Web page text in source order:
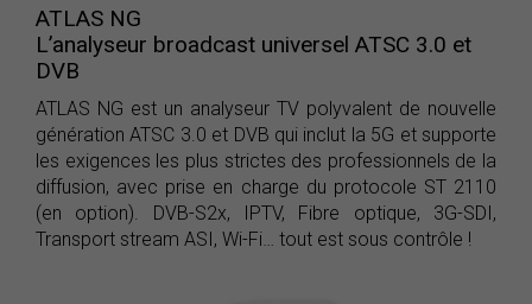
ATLAS NG
L’analyseur broadcast universel ATSC 3.0 et
DVB
ATLAS NG est un analyseur TV polyvalent de nouvelle
génération ATSC 3.0 et DVB qui inclut la 5G et supporte
les exigences les plus strictes des professionnels de la
diffusion, avec prise en charge du protocole ST 2110
(en option). DVB-S2x, IPTV, Fibre optique, 3G-SDI,
Transport stream ASI, Wi-Fi… tout est sous contrôle !